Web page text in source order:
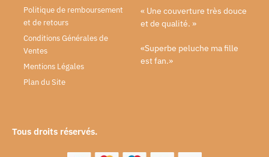
Politique de remboursement
et de retours
Conditions Générales de
Ventes
Mentions Légales
Plan du Site
« Une couverture très douce
et de qualité. »
«Superbe peluche ma fille
est fan.»
Tous droits réservés.